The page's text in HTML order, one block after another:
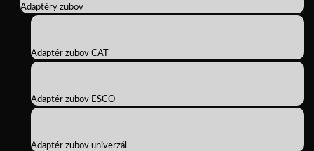
Adaptéry zubov
Adaptér zubov CAT
Adaptér zubov ESCO
Adaptér zubov univerzál